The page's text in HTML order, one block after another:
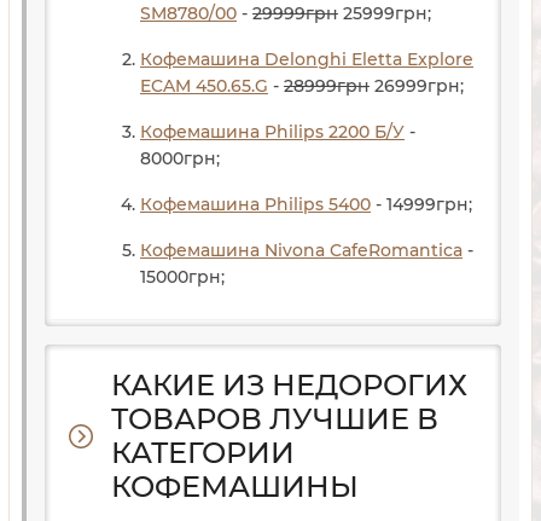
SM8780/00 - 29999грн 25999грн;
Кофемашина Delonghi Eletta Explore
ECAM 450.65.G - 28999грн 26999грн;
Кофемашина Philips 2200 Б/У -
8000грн;
Кофемашина Philips 5400 - 14999грн;
Кофемашина Nivona CafeRomantica -
15000грн;
КАКИЕ ИЗ НЕДОРОГИХ
ТОВАРОВ ЛУЧШИЕ В
КАТЕГОРИИ
КОФЕМАШИНЫ